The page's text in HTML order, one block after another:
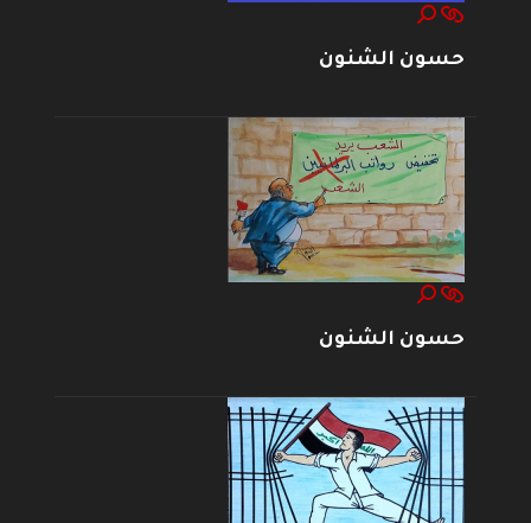
حسون الشنون
حسون الشنون